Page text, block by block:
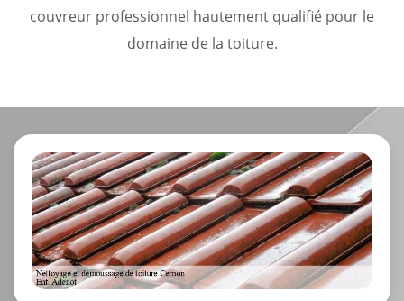
couvreur professionnel hautement qualifié pour le
domaine de la toiture.